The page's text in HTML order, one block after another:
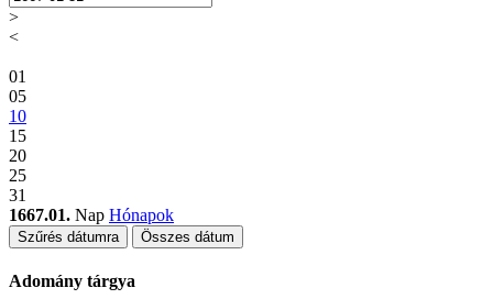
>
<
01
05
10
15
20
25
31
1667.01. Nap Hónapok
Szűrés dátumra Összes dátum
Adomány tárgya